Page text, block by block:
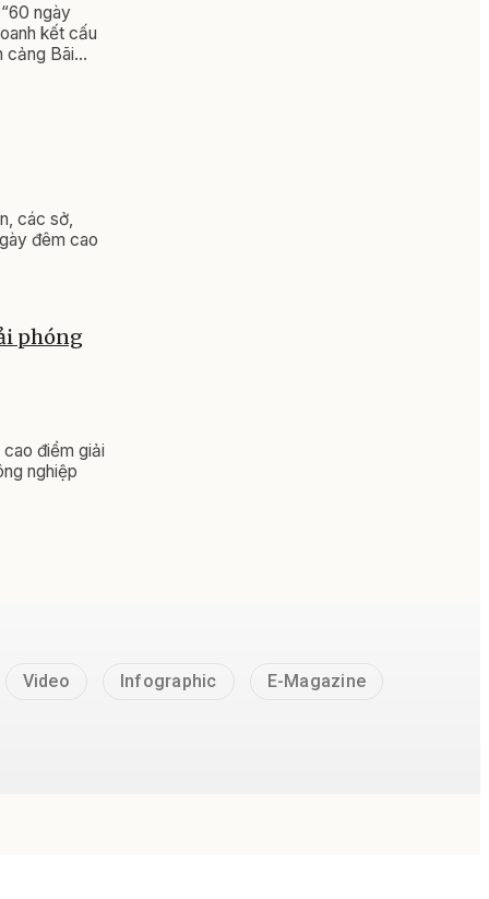
ngày
kết cấu
cảng Bãi
các sở,
đêm cao
phóng
điểm giải
nghiệp
Video Infographic E-Magazine